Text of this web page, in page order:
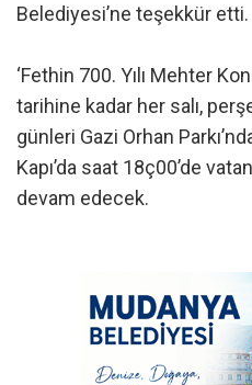
Belediyesi’ne teşekkür etti.
‘Fethin 700. Yılı Mehter
tarihine kadar her salı,
günleri Gazi Orhan
Kapı’da saat 18ç00’de
devam edecek.